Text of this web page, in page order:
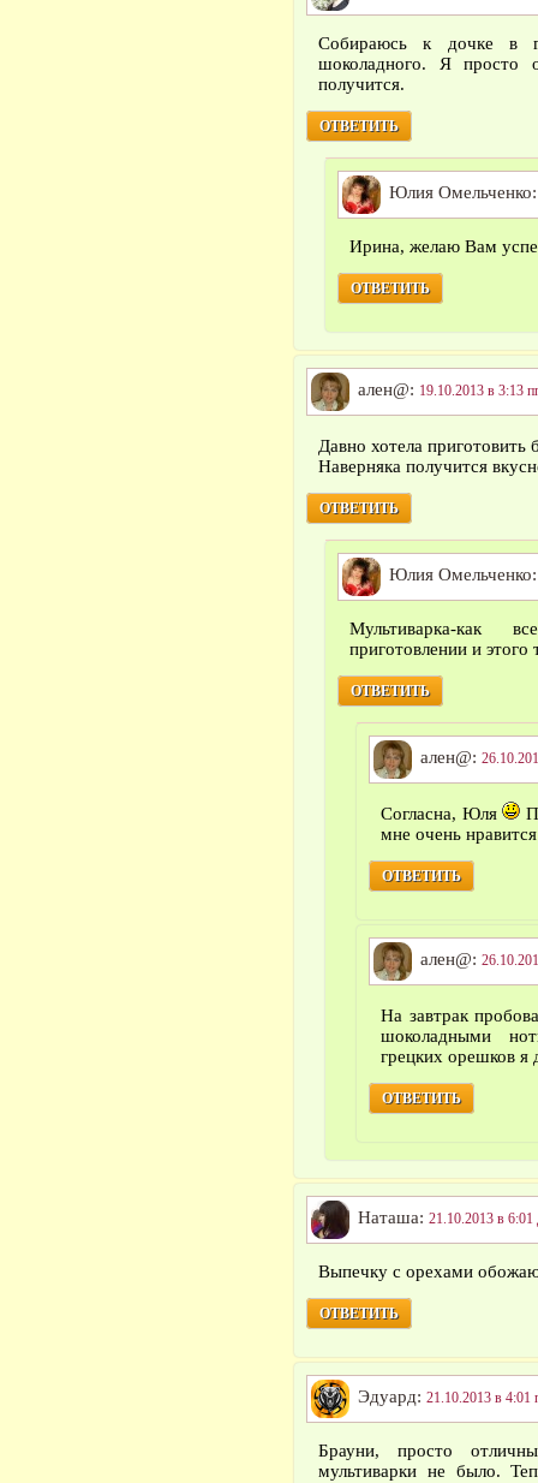
Собираюсь к дочке в
шоколадного. Я просто
получится.
ОТВЕТИТЬ
Юлия
Ирина, желаю Вам
ОТВЕТИТЬ
ален@: 19.10.2013 в 3:13
Давно хотела
Наверняка получится
ОТВЕТИТЬ
Юлия
Мультиварка-как
приготовлении и этого
ОТВЕТИТЬ
ален@:
Согласна, Юля
мне очень
ОТВЕТИТЬ
ален@:
На завтрак
шоколадными
грецких орешков я
ОТВЕТИТЬ
Наташа: 21.10.2013 в 6:01
Выпечку с орехами
ОТВЕТИТЬ
Эдуард: 21.10.2013 в 4:01
Брауни, просто
мультиварки не было.